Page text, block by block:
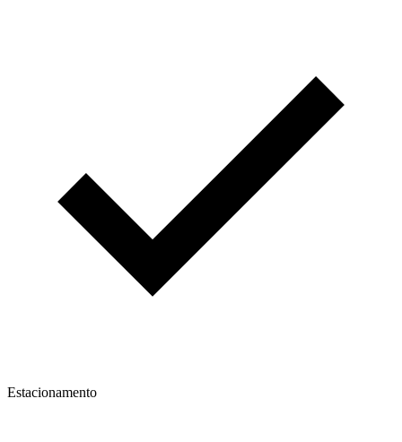
Estacionamento